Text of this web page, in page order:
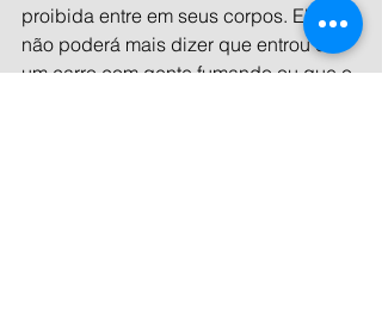
proibida entre em seus corpos. Ele
não poderá mais dizer que entrou em
um carro com gente fumando ou que o